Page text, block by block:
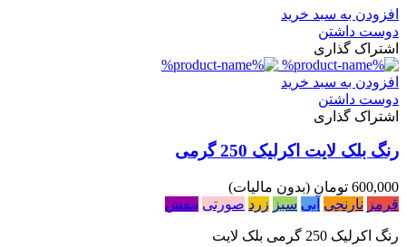
افزودن به سبد خرید
دوست داشتن
اشتراک گذاری
افزودن به سبد خرید
دوست داشتن
اشتراک گذاری
رنگ بلک لایت اکرلیک 250 گرمی
600,000 تومان
(بدون مالیات)
قرمز نارنجی آبی سبز زرد صورتی بنفش
رنگ اکرلیک 250 گرمی بلک لایت